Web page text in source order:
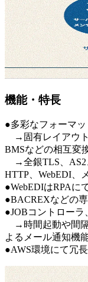
機能・特長
●多彩なフォーマ
→固有レイアウト
BMSなどの相互変
→全銀TLS、AS2
HTTP、WebEDI、
●WebEDIはRPAに
●BACREXなどの
●JOBコントロー
→時間起動や間隔
よるメール通知機
●AWS環境にて冗